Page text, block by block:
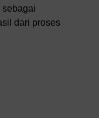
sebagai
dari proses